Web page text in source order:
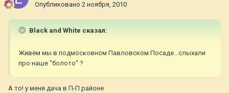
Опубликовано 2 ноября, 2010
Black and White сказал:
Живём мы в подмосковном Павловском Посаде...слыхали
про наше "болото" ?
А то! у меня дача в П-П районе